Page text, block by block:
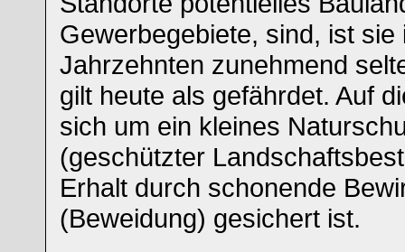
Gewerbegebiete, sind, ist sie
Jahrzehnten zunehmend
gilt heute als gefährdet. Auf
sich um ein kleines
(geschützter
Erhalt durch schonende
(Beweidung) gesichert ist.